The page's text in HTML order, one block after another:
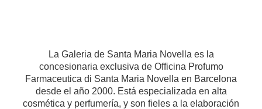
La Galeria de Santa Maria Novella es la
concesionaria exclusiva de Officina Profumo
Farmaceutica di Santa Maria Novella en Barcelona
desde el año 2000. Está especializada en alta
cosmética y perfumería, y son fieles a la elaboración